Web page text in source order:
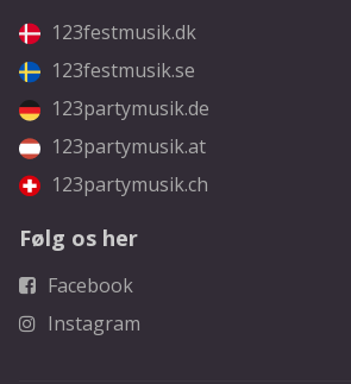
123festmusik.dk
123festmusik.se
123partymusik.de
123partymusik.at
123partymusik.ch
Følg os her
Facebook
Instagram